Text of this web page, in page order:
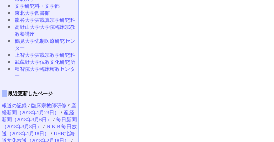
文学研究科・文学部
東北大学図書館
龍谷大学実践真宗学研究科
高野山大学大学院臨床宗教
教養講座
鶴見大学先制医療研究セン
ター
上智大学実践宗教学研究科
武蔵野大学仏教文化研究所
種智院大学臨床密教センタ
ー
最近更新したページ
報道の記録/ 臨床宗教師研修/ 産
経新聞（2018年1月23日）
/ 産経
新聞（2018年3月6日）
/ 毎日新聞
（2018年3月8日）
/ ＲＫＢ毎日放
送（2018年1月18日）
/ UHB北海
道文化放送（2018年2月18日）
/